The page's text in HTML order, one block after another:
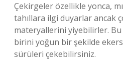
Çekirgeler özellikle yonca,
tahıllara ilgi duyarlar ancak
materyallerini yiyebilirler.
birini yoğun bir şekilde
sürüleri çekebilirsiniz.